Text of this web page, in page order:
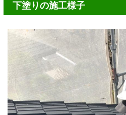
下塗りの施工様子